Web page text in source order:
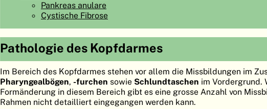
Pankreas anulare
Cystische Fibrose
Pathologie des Kopfdarmes
Im Bereich des Kopfdarmes stehen vor allem die Missbildungen im
Pharyngealbögen, -furchen sowie Schlundtaschen im Vordergrund.
Formänderung in diesem Bereich gibt es eine grosse Anzahl von
Rahmen nicht detailliert eingegangen werden kann.